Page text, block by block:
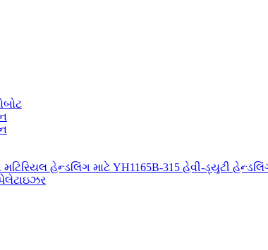
હેન્ડલિંગ માટે YH1165B-315 હેવી-ડ્યુટી
પેલેટાઇઝર